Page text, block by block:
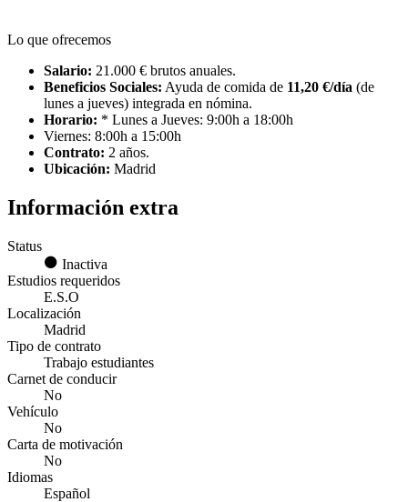
Lo que ofrecemos
Salario: 21.000 € brutos anuales.
Beneficios Sociales: Ayuda de comida de 11,20 €/día (de
lunes a jueves) integrada en nómina.
Horario: * Lunes a Jueves: 9:00h a 18:00h
Viernes: 8:00h a 15:00h
Contrato: 2 años.
Ubicación: Madrid
Información extra
Status
Inactiva
Estudios requeridos
E.S.O
Localización
Madrid
Tipo de contrato
Trabajo estudiantes
Carnet de conducir
No
Vehículo
No
Carta de motivación
No
Idiomas
Español